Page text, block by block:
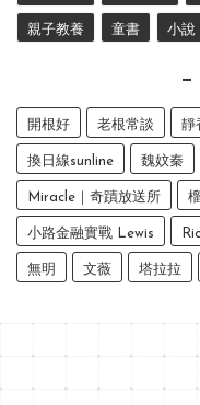
親子教養 童書 小說
開根好 老根常談 靜
換日線sunline 魏妏秦
Miracle｜奇蹟放送所
小路金融實戰 Lewis
無明 文薇 塔拉拉